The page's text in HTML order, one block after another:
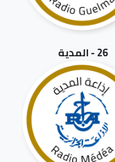
26 - المدية